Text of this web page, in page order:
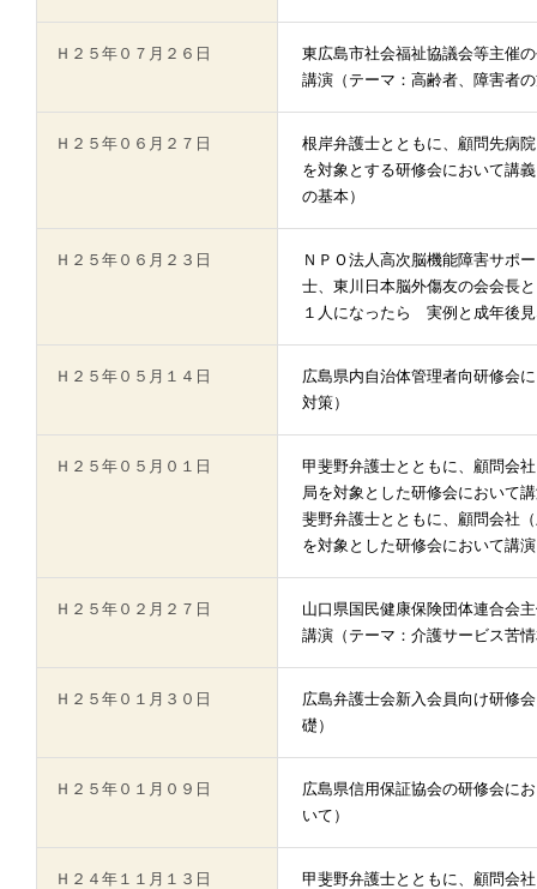
Ｈ２５年０７月２６日
東広島市社会福祉協議会等主催
講演（テーマ：高齢者、障害者
Ｈ２５年０６月２７日
根岸弁護士とともに、顧問先病
を対象とする研修会において講
の基本）
Ｈ２５年０６月２３日
ＮＰＯ法人高次脳機能障害サポ
士、東川日本脳外傷友の会会長
１人になったら 実例と成年後
Ｈ２５年０５月１４日
広島県内自治体管理者向研修会
対策）
Ｈ２５年０５月０１日
甲斐野弁護士とともに、顧問会
局を対象とした研修会において
斐野弁護士とともに、顧問会社
を対象とした研修会において講
Ｈ２５年０２月２７日
山口県国民健康保険団体連合会
講演（テーマ：介護サービス苦
Ｈ２５年０１月３０日
広島弁護士会新入会員向け研修
礎）
Ｈ２５年０１月０９日
広島県信用保証協会の研修会に
いて）
Ｈ２４年１１月１３日
甲斐野弁護士とともに、顧問会